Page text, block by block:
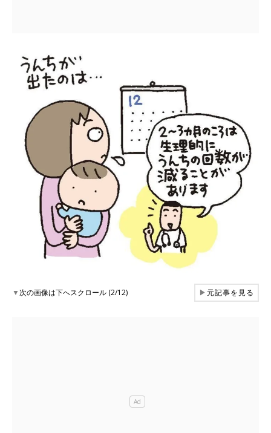
▼次の画像は下へスクロール (2/12) ▶元記事を見る